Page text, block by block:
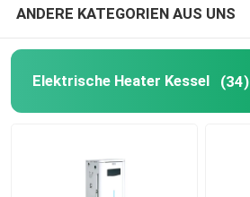
ANDERE KATEGORIEN AUS UNS
Elektrische Heater Kessel (34)